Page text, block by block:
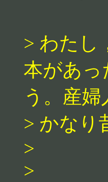
> わたし
本があっ
う。産
> かなり
>
>